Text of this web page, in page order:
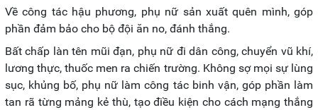
Về công tác hậu phương, phụ nữ sản xuất quên mình, góp
phần đảm bảo cho bộ đội ăn no, đánh thắng.
Bất chấp làn tên mũi đạn, phụ nữ đi dân công, chuyển vũ khí,
lương thực, thuốc men ra chiến trường. Không sợ mọi sự lùng
sục, khủng bố, phụ nữ làm công tác binh vận, góp phần làm
tan rã từng mảng kẻ thù, tạo điều kiện cho cách mạng thắng